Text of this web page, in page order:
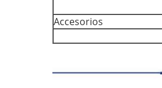
Accesorios